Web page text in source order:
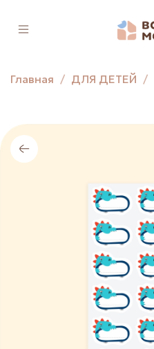
Главная ДЛЯ ДЕТЕЙ